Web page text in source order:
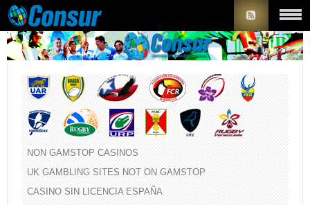
NON GAMSTOP CASINOS
UK GAMBLING SITES NOT ON GAMSTOP
CASINO SIN LICENCIA ESPAÑA